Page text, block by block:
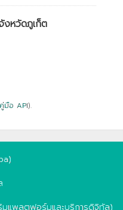
งหวัดภูเก็ต
คู่มือ API).
แพลตฟอร์มและบริการดิจิทัล)